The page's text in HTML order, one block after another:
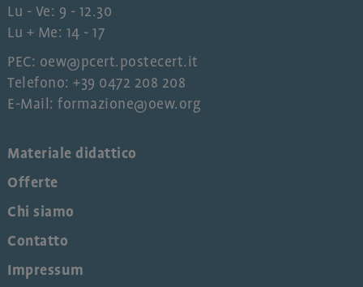
Lu - Ve: 9 - 12.30
Lu + Me: 14 - 17
PEC: oew@pcert.postecert.it
Telefono: +39 0472 208 208
E-Mail: formazione@oew.org
Materiale didattico
Offerte
Chi siamo
Contatto
Impressum